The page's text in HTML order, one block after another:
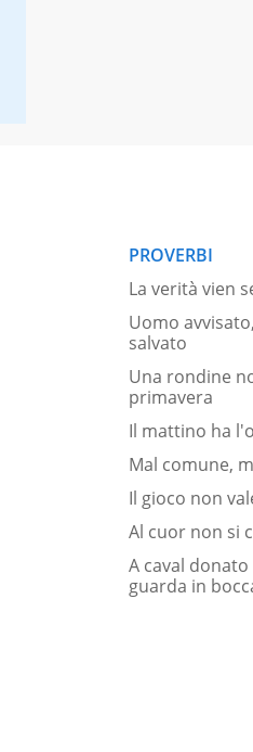
PROVERBI
La verità vien
Uomo
salvato
Una rondine
primavera
Il mattino ha
Mal comune,
Il gioco non
Al cuor non si
A caval
guarda in